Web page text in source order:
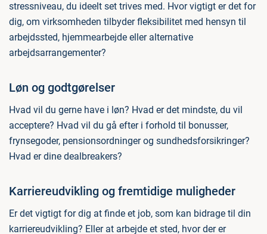
stressniveau, du ideelt set trives med. Hvor vigtigt er det for
dig, om virksomheden tilbyder fleksibilitet med hensyn til
arbejdssted, hjemmearbejde eller alternative
arbejdsarrangementer?
Løn og godtgørelser
Hvad vil du gerne have i løn? Hvad er det mindste, du vil
acceptere? Hvad vil du gå efter i forhold til bonusser,
frynsegoder, pensionsordninger og sundhedsforsikringer?
Hvad er dine dealbreakers?
Karriereudvikling og fremtidige muligheder
Er det vigtigt for dig at finde et job, som kan bidrage til din
karriereudvikling? Eller at arbejde et sted, hvor der er